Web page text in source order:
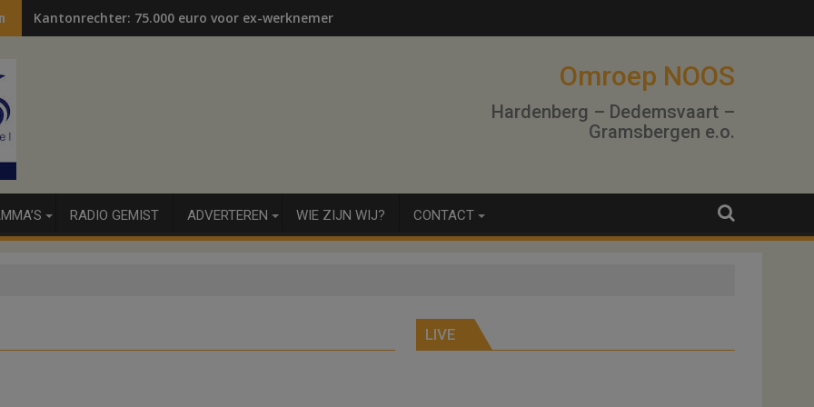
Kantonrechter: 75.000 euro voor ex-werknemers
Omroep NOOS
Hardenberg – Dedemsvaart –
Gramsbergen e.o.
RADIO GEMIST ADVERTEREN WIE ZIJN WIJ? CONTACT
LIVE